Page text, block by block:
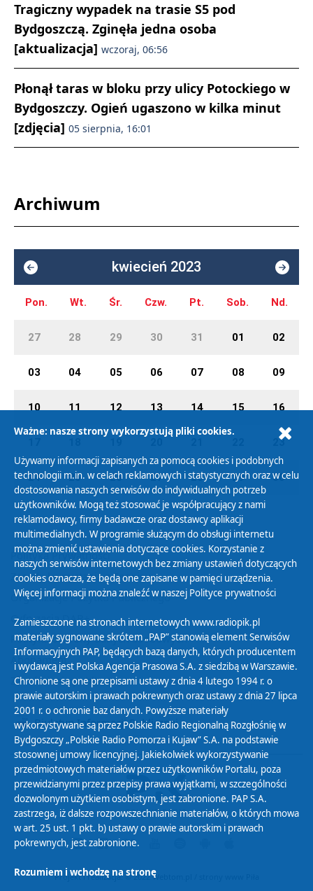
Tragiczny wypadek na trasie S5 pod
Bydgoszczą. Zginęła jedna osoba
[aktualizacja] wczoraj, 06:56
Płonął taras w bloku przy ulicy Potockiego w
Bydgoszczy. Ogień ugaszono w kilka minut
[zdjęcia] 05 sierpnia, 16:01
Archiwum
kwiecień 2023
Pon. Wt. Śr. Czw. Pt. Sob. Nd.
27 28 29 30 31 01 02
03 04 05 06 07 08 09
10 11 12 13 14 15 16
23
24 25 26 27 28 29 30
Polityka Prywatności
Zasady korzystania z Serwisu
Organizacje Pożytku Publicznego
Cyfryzacja DAB+
Polityka ochrony danych osobowych
Abonament
Zamówienia publiczne
Biuletyn Informacji Publicznej
Projekt i realizacja: © 2022Webtom.pl
Ważne: nasze strony wykorzystują pliki cookies.
Używamy informacji zapisanych za pomocą cookies i podobnych
technologii m.in. w celach reklamowych i statystycznych oraz w celu
dostosowania naszych serwisów do indywidualnych potrzeb
użytkowników. Mogą też stosować je współpracujący z nami
reklamodawcy, firmy badawcze oraz dostawcy aplikacji
multimedialnych. W programie służącym do obsługi internetu
można zmienić ustawienia dotyczące cookies. Korzystanie z
naszych serwisów internetowych bez zmiany ustawień dotyczących
cookies oznacza, że będą one zapisane w pamięci urządzenia.
Więcej informacji można znaleźć w naszej Polityce prywatności
Zamieszczone na stronach internetowych www.radiopik.pl
materiały sygnowane skrótem „PAP” stanowią element Serwisów
Informacyjnych PAP, będących bazą danych, których producentem
i wydawcą jest Polska Agencja Prasowa S.A. z siedzibą w Warszawie.
Chronione są one przepisami ustawy z dnia 4 lutego 1994 r. o
prawie autorskim i prawach pokrewnych oraz ustawy z dnia 27 lipca
2001 r. o ochronie baz danych. Powyższe materiały
wykorzystywane są przez Polskie Radio Regionalną Rozgłośnię w
Bydgoszczy „Polskie Radio Pomorza i Kujaw” S.A. na podstawie
stosownej umowy licencyjnej. Jakiekolwiek wykorzystywanie
przedmiotowych materiałów przez użytkowników Portalu, poza
przewidzianymi przez przepisy prawa wyjątkami, w szczególności
dozwolonym użytkiem osobistym, jest zabronione. PAP S.A.
zastrzega, iż dalsze rozpowszechnianie materiałów, o których mowa
w art. 25 ust. 1 pkt. b) ustawy o prawie autorskim i prawach
pokrewnych, jest zabronione.
Rozumiem i wchodzę na stronę